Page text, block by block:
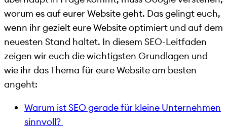
worum es auf eurer Website geht. Das gelingt euch,
wenn ihr gezielt eure Website optimiert und auf dem
neuesten Stand haltet. In diesem SEO-Leitfaden
zeigen wir euch die wichtigsten Grundlagen und
wie ihr das Thema für eure Website am besten
angeht:
Warum ist SEO gerade für kleine Unternehmen
sinnvoll?